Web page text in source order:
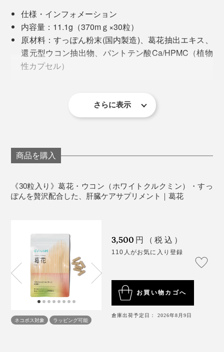
剰に摂取すると逆に肝臓を傷めてしまうことも。
本品には、「ウコン」から抽出したポリフェノールの１
種である「ホワイトクルクミン」のみを配合。
を、腸内で吸収される直前の最終型にしたもの。
一般的なサプリメントや健康食品には、「クルクミノイ
ワイトクルクミン」のパワーは１段も２段も上。肝臓を
はじめとして様々な細胞を酸化ダメージから守る、マッ
本品には、この「ホワイトクルクミン（還元型ウコン抽
＜すっぽん粉末＞
飲むタイミングをいろいろ試してみて、「呑む前に1
粒、朝起きたら1粒」が個人的には自分に合っている感
じがしました。寝ている間に肝機能アップさせて睡眠の
質を高め、朝から活動的に過ごす、この循環ができてき
いといけないという日は2粒」という感じで切り替えて
仕様・インフォメーション
内容量：11.1g（370mｇ×30粒）
原材料：すっぽん粉末(国内製造)、葛花抽出エキス、
還元型ウコン抽出物、パントテン酸Ca/HPMC（植物
性カプセル）
さらに表示
商品を購入
《30粒入り》葛花・ウコン（ホワイトクルクミン）・すっ
ぽんを贅沢配合した、肝臓ケアサプリメント｜葛花
ネコポス対象 ラッピング可能
3,500 円（税込）
110人がお気に入り登録
お買い物カゴへ
倉庫出荷予定日： 2026年8月9日